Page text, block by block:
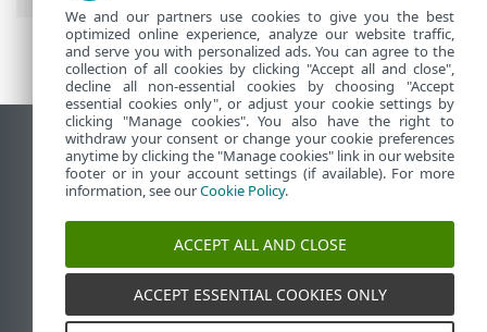
Ver site para desktop
End of Life
Base de conhecimento ESET
Fórum ESET
ESET Status Portal
Suporte regional
We and our partners use cookies to give you the best
optimized online experience, analyze our website traffic,
and serve you with personalized ads. You can agree to the
collection of all cookies by clicking "Accept all and close",
decline all non-essential cookies by choosing "Accept
essential cookies only", or adjust your cookie settings by
clicking "Manage cookies". You also have the right to
withdraw your consent or change your cookie preferences
anytime by clicking the "Manage cookies" link in our website
footer or in your account settings (if available). For more
information, see ourCookie Policy.
ACCEPT ALL AND CLOSE
ACCEPT ESSENTIAL COOKIES ONLY